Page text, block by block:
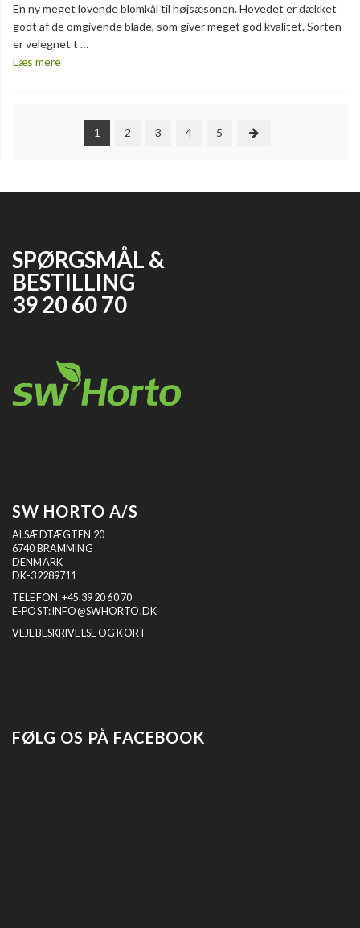
En ny meget lovende blomkål til højsæsonen. Hovedet er dækket
godt af de omgivende blade, som giver meget god kvalitet. Sorten
er velegnet t …
Læs mere
1 2 3 4 5
SPØRGSMÅL &
BESTILLING
39 20 60 70
SW HORTO A/S
ALSÆDTÆGTEN 20
6740 BRAMMING
DENMARK
DK-32289711
TELEFON:+45 39 20 60 70
E-POST: INFO@SWHORTO.DK
VEJEBESKRIVELSE OG KORT
FØLG OS PÅ FACEBOOK